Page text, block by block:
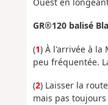
GR®120 balisé
(1) À l'arrivée à
peu fréquentée.
(2) Laisser la
mais pas